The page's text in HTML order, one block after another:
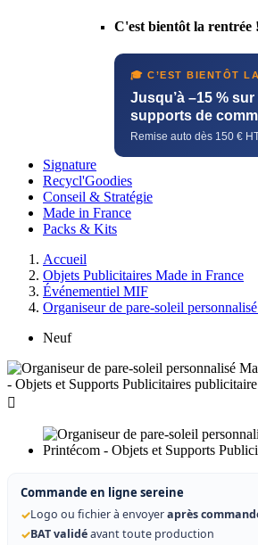
C'est bientôt la rentrée !
🎓 C’EST BIENTÔT
Jusqu’à –15 %
supports de
Remise auto dès 150 €
Signature
Recycl'Goodies
Conseil & Stratégie
Made in France
Packs & Kits
Accueil
Objets Publicitaires Made in France
Événementiel MIF
Organiseur de pare-soleil
Neuf

Commande en ligne sereine
✓Logo ou fichier à envoyeraprès
✓BAT validéavant toute production